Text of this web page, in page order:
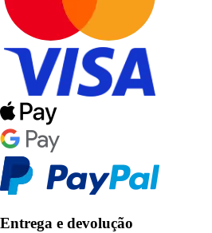
Entrega e devolução